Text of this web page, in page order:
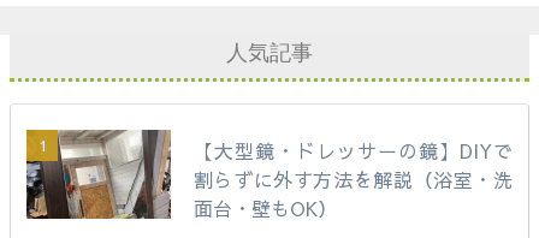
人気記事
【大型鏡・ドレッサーの鏡】DIYで
割らずに外す方法を解説（浴室・洗
面台・壁もOK）